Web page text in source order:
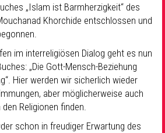
„Islam ist Barmherzigkeit“ des
Khorchide entschlossen und
im interreligiösen Dialog geht es nun
„Die Gott-Mensch-Beziehung
Hier werden wir sicherlich wieder
aber möglicherweise auch
Religionen finden.
schon in freudiger Erwartung des